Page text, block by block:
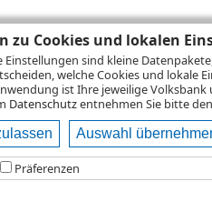
zu Cookies und lokalen
Einstellungen sind kleine
welche Cookies und lokale
ist Ihre jeweilige Volksbank
Datenschutzentnehmen Sie bitte
Auswahl
Präferenzen